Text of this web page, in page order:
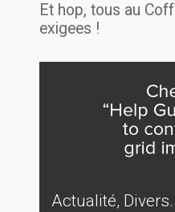
Et hop, tous au
exigees !
Actualité,